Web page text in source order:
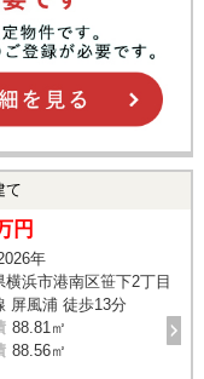
て
円
年
横浜市港南区笹下2丁目
屏風浦 徒歩13分
88.81㎡
88.56㎡